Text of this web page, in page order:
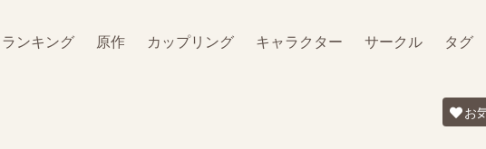
ランキング 原作 カップリング キャラクター サークル タグ
お